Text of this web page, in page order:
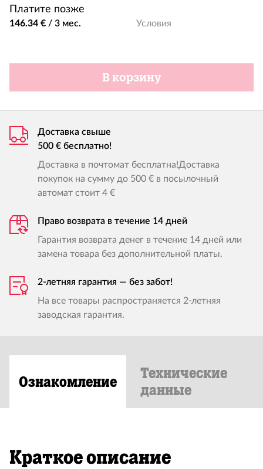
Платите позже
146.34 € / 3 мес. Условия
В корзину
Доставка свыше
500 € бесплатно!
Доставка в почтомат бесплатна!Доставка
покупок на сумму до 500 € в посылочный
автомат стоит 4 €
Право возврата в течение 14 дней
Гарантия возврата денег в течение 14 дней или
замена товара без дополнительной платы.
2-летняя гарантия — без забот!
На все товары распространяется 2-летняя
заводская гарантия.
Ознакомление
Технические
данные
Краткое описание